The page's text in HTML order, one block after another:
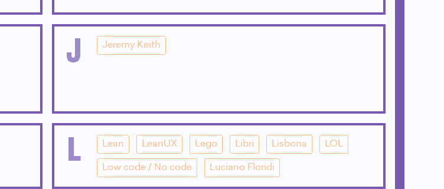
J Jeremy Keith
L Lean LeanUX Lego Libri Lisbona LOL
Low code / No code Luciano Floridi